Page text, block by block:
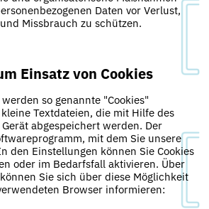
Daten vor Verlust,
Missbrauch zu schützen.
Einsatz von Cookies
so genannte "Cookies"
Textdateien, die mit Hilfe des
abgespeichert werden. Der
mit dem Sie unsere
den Einstellungen können Sie Cookies
oder im Bedarfsfall aktivieren. Über
Sie sich über diese Möglichkeit
Browser informieren: